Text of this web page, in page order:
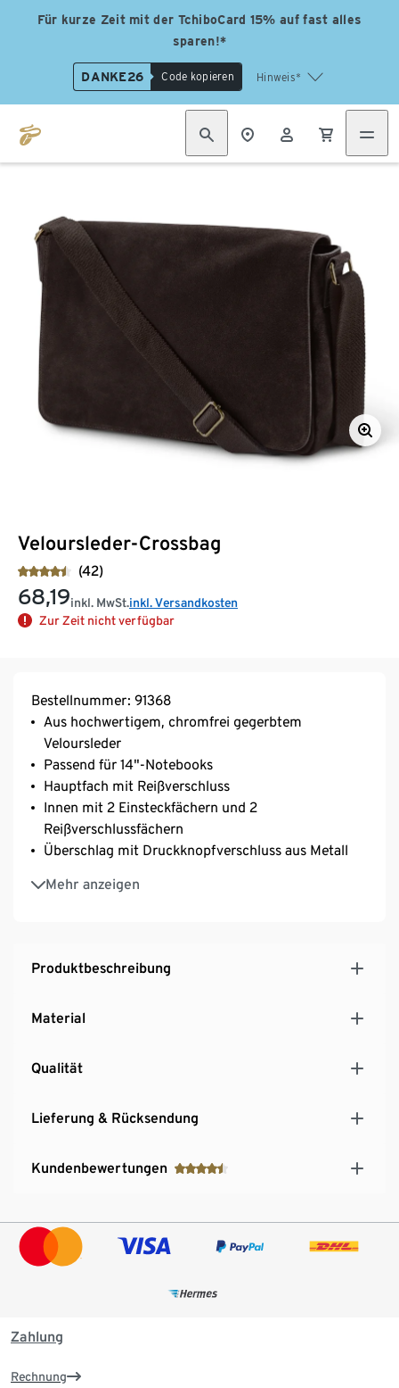
Für kurze Zeit mit der TchiboCard 15% auf fast alles
sparen!*
DANKE26 Code kopieren Hinweis*
Veloursleder-Crossbag
(42)
68,19inkl. MwSt.inkl. Versandkosten
Zur Zeit nicht verfügbar
Bestellnummer: 91368
Aus hochwertigem, chromfrei gegerbtem
Veloursleder
Passend für 14"-Notebooks
Hauptfach mit Reißverschluss
Innen mit 2 Einsteckfächern und 2
Reißverschlussfächern
Überschlag mit Druckknopfverschluss aus Metall
Mehr anzeigen
Längenverstellbarer, abnehmbarer Schultergurt
Produktbeschreibung
Material
Qualität
Lieferung & Rücksendung
Kundenbewertungen
Zahlung
Rechnung